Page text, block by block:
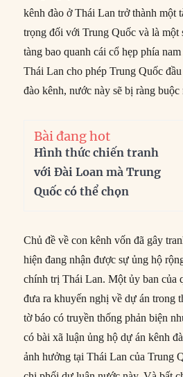
kênh đào ở Thái Lan trở thành một
trọng đối với Trung Quốc và là một
tàng bao quanh cái cổ hẹp phía
Thái Lan cho phép Trung Quốc
đào kênh, nước này sẽ bị ràng buộc
Bài đang hot
Hình thức chiến tranh
với Đài Loan mà Trung
Quốc có thể chọn
Chủ đề về con kênh vốn đã gây
hiện đang nhận được sự ủng hộ
chính trị Thái Lan. Một ủy ban của
đưa ra khuyến nghị về dự án trong
tờ báo có truyền thống phản biện
có bài xã luận ủng hộ dự án kênh
ảnh hưởng tại Thái Lan của Trung